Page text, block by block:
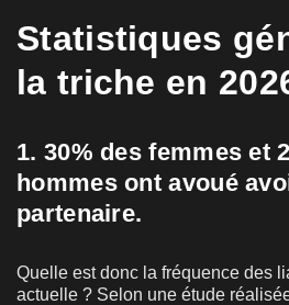
Statistiques
la triche en
1. 30% des femmes et
hommes ont avoué
partenaire.
Quelle est donc la fréquence des
actuelle ? Selon une étude